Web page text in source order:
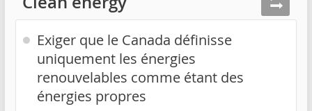
Exiger que le Canada définisse
uniquement les énergies
renouvelables comme étant des
énergies propres